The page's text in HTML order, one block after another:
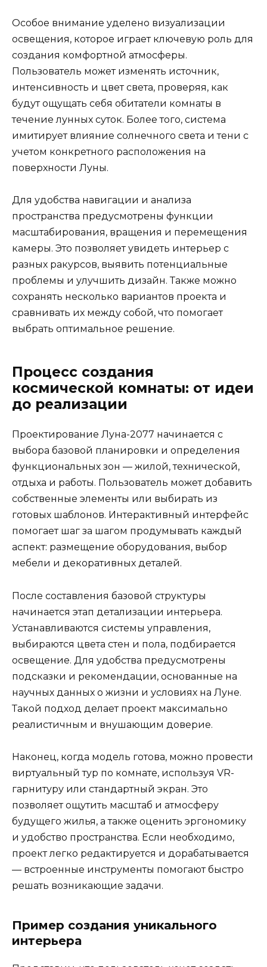
Особое внимание уделено визуализации
освещения, которое играет ключевую роль для
создания комфортной атмосферы.
Пользователь может изменять источник,
интенсивность и цвет света, проверяя, как
будут ощущать себя обитатели комнаты в
течение лунных суток. Более того, система
имитирует влияние солнечного света и тени с
учетом конкретного расположения на
поверхности Луны.
Для удобства навигации и анализа
пространства предусмотрены функции
масштабирования, вращения и перемещения
камеры. Это позволяет увидеть интерьер с
разных ракурсов, выявить потенциальные
проблемы и улучшить дизайн. Также можно
сохранять несколько вариантов проекта и
сравнивать их между собой, что помогает
выбрать оптимальное решение.
Процесс создания
космической комнаты: от идеи
до реализации
Проектирование Луна-2077 начинается с
выбора базовой планировки и определения
функциональных зон — жилой, технической,
отдыха и работы. Пользователь может добавить
собственные элементы или выбирать из
готовых шаблонов. Интерактивный интерфейс
помогает шаг за шагом продумывать каждый
аспект: размещение оборудования, выбор
мебели и декоративных деталей.
После составления базовой структуры
начинается этап детализации интерьера.
Устанавливаются системы управления,
выбираются цвета стен и пола, подбирается
освещение. Для удобства предусмотрены
подсказки и рекомендации, основанные на
научных данных о жизни и условиях на Луне.
Такой подход делает проект максимально
реалистичным и внушающим доверие.
Наконец, когда модель готова, можно провести
виртуальный тур по комнате, используя VR-
гарнитуру или стандартный экран. Это
позволяет ощутить масштаб и атмосферу
будущего жилья, а также оценить эргономику
и удобство пространства. Если необходимо,
проект легко редактируется и дорабатывается
— встроенные инструменты помогают быстро
решать возникающие задачи.
Пример создания уникального
интерьера